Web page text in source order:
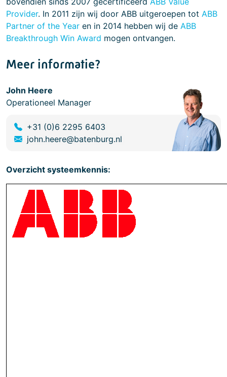
Provider. In 2011 zijn wij door ABB uitgeroepen tot ABB
Partner of the Year en in 2014 hebben wij de ABB
Breakthrough Win Award mogen ontvangen.
Meer informatie?
John Heere
Operationeel Manager
+31 (0)6 2295 6403
john.heere@batenburg.nl
Overzicht systeemkennis: